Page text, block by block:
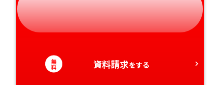
静岡県
和歌山県
徳島県
愛媛県
大分県
無
料 資料請求をする